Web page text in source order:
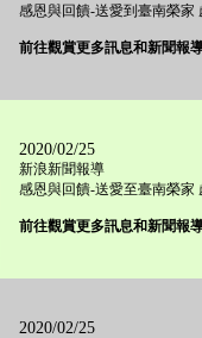
感恩與回饋-送愛到臺南榮家
前往觀賞更多訊息和新聞報
2020/02/25
新浪新聞報導
感恩與回饋-送愛至臺南榮家
前往觀賞更多訊息和新聞報
2020/02/25